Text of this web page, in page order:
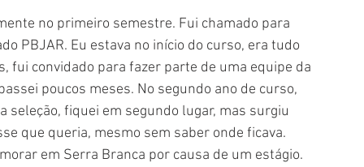
no primeiro semestre. Fui chamado para
PBJAR. Eu estava no início do curso, era tudo
fui convidado para fazer parte de uma equipe da
poucos meses. No segundo ano de curso,
seleção, fiquei em segundo lugar, mas surgiu
que queria, mesmo sem saber onde ficava.
em Serra Branca por causa de um estágio.